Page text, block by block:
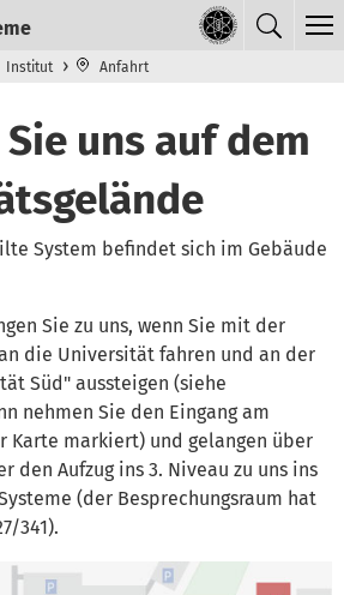
der obersten Ebene
Institut Anfahrt
uns auf dem
System befindet sich im Gebäude
Sie zu uns, wenn Sie mit der
die Universität fahren und an der
Süd" aussteigen (siehe
nehmen Sie den Eingang am
Karte markiert) und gelangen über
den Aufzug ins 3. Niveau zu uns ins
(der Besprechungsraum hat
341).